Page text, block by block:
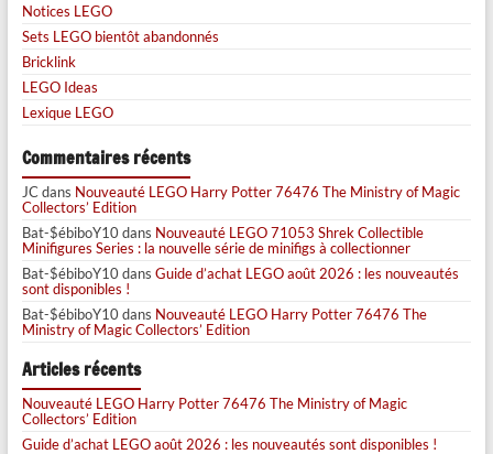
Notices LEGO
Sets LEGO bientôt abandonnés
Bricklink
LEGO Ideas
Lexique LEGO
Commentaires récents
JCdans Nouveauté LEGO Harry Potter 76476 The Ministry of Magic
Collectors’ Edition
Bat-$ébiboY10dans Nouveauté LEGO 71053 Shrek Collectible
Minifigures Series : la nouvelle série de minifigs à collectionner
Bat-$ébiboY10dans Guide d’achat LEGO août 2026 : les nouveautés
sont disponibles !
Bat-$ébiboY10dans Nouveauté LEGO Harry Potter 76476 The
Ministry of Magic Collectors’ Edition
Articles récents
Nouveauté LEGO Harry Potter 76476 The Ministry of Magic
Collectors’ Edition
Guide d’achat LEGO août 2026 : les nouveautés sont disponibles !